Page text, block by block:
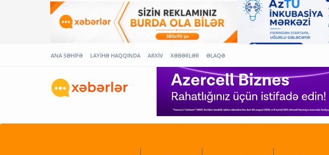
ANA SƏHİFƏ LAYİHƏ HAQQINDA ARXİV XƏBƏRLƏR ƏLAQƏ